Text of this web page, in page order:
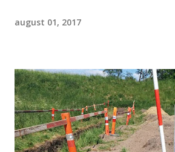
august 01, 2017